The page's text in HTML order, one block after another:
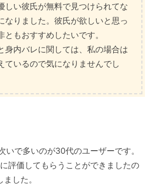
しい彼氏が無料で見つけられてな
なりました。彼氏が欲しいと思っ
もおすすめしたいです。
身内バレに関しては、私の場合は
ているので気になりませんでし
いで多いのが30代のユーザーです。
評価してもらうことができましたの
した。